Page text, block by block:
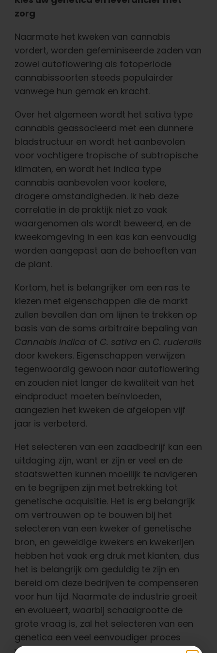
zorg
Naarmate het kweken van cannabis
vordert, worden gefeminiseerde zaden van
zowel autoflowering als fotoperiode
cannabissoorten steeds populairder
vanwege hun gemak en kracht.
Over het algemeen wordt het sativa type
cannabis geassocieerd met een dunnere
bladstructuur en wordt het aanbevolen
voor vochtigere tropische of subtropische
klimaten, en wordt het indica type
cannabis aanbevolen voor koelere,
drogere omstandigheden. Ik heb deze
correlatie in de praktijk niet zo vaak
waargenomen als wordt beweerd, en de
kweekomgeving in een kas kan eenvoudig
worden aangepast aan de behoeften van
de plant.
Kortom, het is belangrijker om een ras te
kiezen met eigenschappen die de markt
zullen bevallen dan om lijnen te trekken op
basis van de soms arbitraire bepaling van
Cannabis indica of C. sativa en C. ruderalis
door kwekers. Eigenschappen verwijzen
tegenwoordig gewoon naar autoflowering
en zouden niet langer de kwaliteit van het
eindproduct moeten beïnvloeden,
aangezien het kweken de afgelopen vijf
jaar is verbeterd.
Het selecteren van een zaadbedrijf kan een
uitdaging zijn, want er zijn er veel en de
staatswetten kunnen moeilijk te navigeren
en te begrijpen zijn met betrekking tot
genetische acquisitie. Het is erg belangrijk
om vertrouwen op te bouwen bij het
selecteren van een kweker of genetische
bron, en geweldige kwekers en kwekerijen
hebben het vaak erg druk met klanten, dus
het is belangrijk om geduldig te zijn en
bereid om deze bedrijven te compenseren
voor hun tijd. Naarmate de industrie groeit
en evolueert, waarbij schaalgrootte de
grote vraag is, zal het selecteren van een
genetica een veel eenvoudiger proces